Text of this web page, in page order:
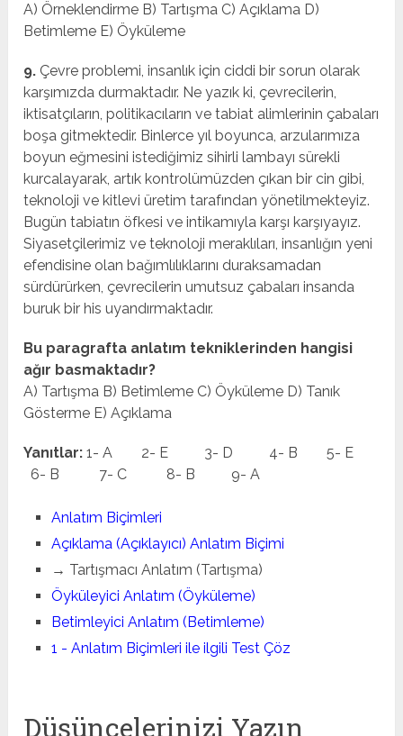
A) Örneklendirme B) Tartışma C) Açıklama D)
Betimleme E) Öyküleme
9. Çevre problemi, insanlık için ciddi bir sorun olarak
karşımızda durmaktadır. Ne yazık ki, çevrecilerin,
iktisatçıların, politikacıların ve tabiat alimlerinin çabaları
boşa gitmektedir. Binlerce yıl boyunca, arzularımıza
boyun eğmesini istediğimiz sihirli lambayı sürekli
kurcalayarak, artık kontrolümüzden çıkan bir cin gibi,
teknoloji ve kitlevi üretim tarafından yönetilmekteyiz.
Bugün tabiatın öfkesi ve intikamıyla karşı karşıyayız.
Siyasetçilerimiz ve teknoloji meraklıları, insanlığın yeni
efendisine olan bağımlılıklarını duraksamadan
sürdürürken, çevrecilerin umutsuz çabaları insanda
buruk bir his uyandırmaktadır.
Bu paragrafta anlatım tekniklerinden hangisi
ağır basmaktadır?
A) Tartışma B) Betimleme C) Öyküleme D) Tanık
Gösterme E) Açıklama
Yanıtlar: 1- A 2- E 3- D 4- B 5- E
6- B 7- C 8- B 9- A
Anlatım Biçimleri
Açıklama (Açıklayıcı) Anlatım Biçimi
→ Tartışmacı Anlatım (Tartışma)
Öyküleyici Anlatım (Öyküleme)
Betimleyici Anlatım (Betimleme)
1 - Anlatım Biçimleri ile ilgili Test Çöz
Düşüncelerinizi Yazın